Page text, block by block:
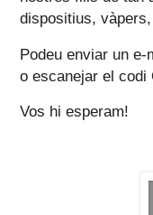
dispositius,
Podeu enviar un
o escanejar el
Vos hi esperam!